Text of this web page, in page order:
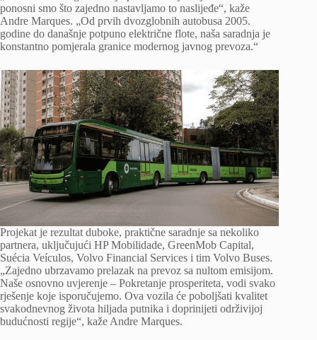
ponosni smo što zajedno nastavljamo to naslijeđe“, kaže
Andre Marques. „Od prvih dvozglobnih autobusa 2005.
godine do današnje potpuno električne flote, naša saradnja je
konstantno pomjerala granice modernog javnog prevoza.“
Projekat je rezultat duboke, praktične saradnje sa nekoliko
partnera, uključujući HP Mobilidade, GreenMob Capital,
Suécia Veículos, Volvo Financial Services i tim Volvo Buses.
„Zajedno ubrzavamo prelazak na prevoz sa nultom emisijom.
Naše osnovno uvjerenje – Pokretanje prosperiteta, vodi svako
rješenje koje isporučujemo. Ova vozila će poboljšati kvalitet
svakodnevnog života hiljada putnika i doprinijeti održivijoj
budućnosti regije“, kaže Andre Marques.